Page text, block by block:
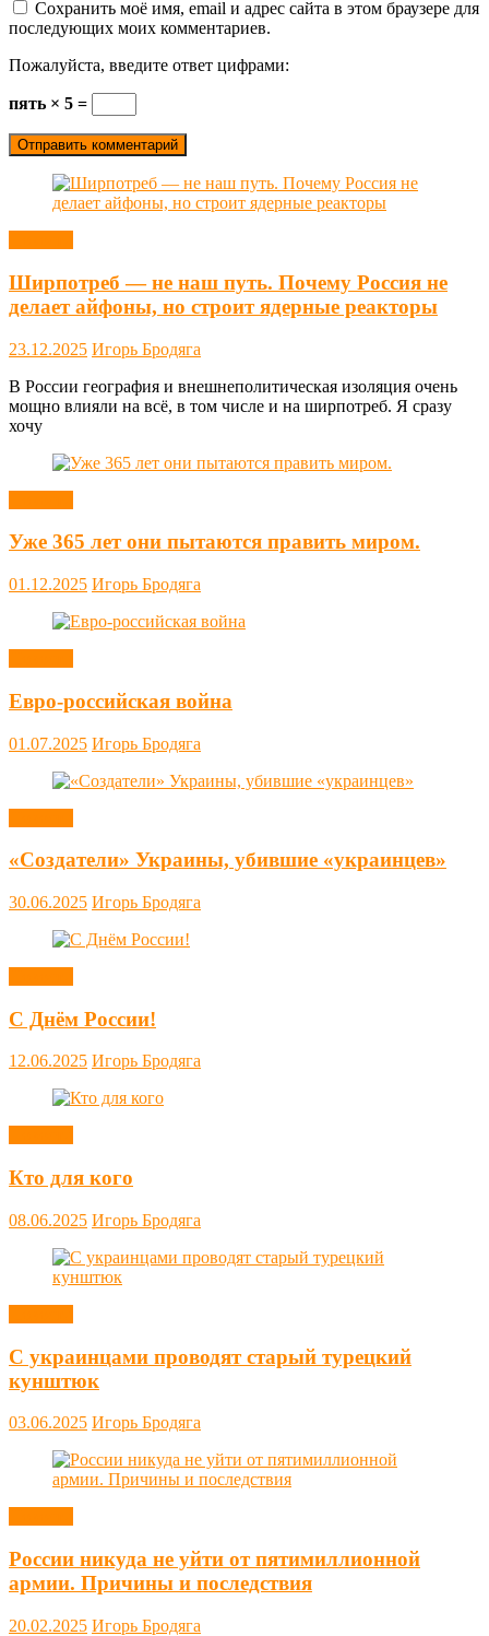
Сохранить моё имя, email и адрес сайта в этом браузере для
последующих моих комментариев.
Пожалуйста, введите ответ цифрами:
пять × 5 =
Ширпотреб — не наш путь. Почему Россия не
делает айфоны, но строит ядерные реакторы
23.12.2025 Игорь Бродяга
В России география и внешнеполитическая изоляция очень
мощно влияли на всё, в том числе и на ширпотреб. Я сразу
хочу
Уже 365 лет они пытаются править миром.
01.12.2025 Игорь Бродяга
Евро-российская война
01.07.2025 Игорь Бродяга
«Создатели» Украины, убившие «украинцев»
30.06.2025 Игорь Бродяга
С Днём России!
12.06.2025 Игорь Бродяга
Кто для кого
08.06.2025 Игорь Бродяга
С украинцами проводят старый турецкий
кунштюк
03.06.2025 Игорь Бродяга
России никуда не уйти от пятимиллионной
армии. Причины и последствия
20.02.2025 Игорь Бродяга